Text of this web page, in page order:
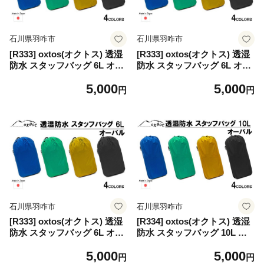
石川県羽咋市
[R333] oxtos(オクトス) 透湿
防水 スタッフバッグ 6L オー
5,000円
石川県羽咋市
[R333] oxtos(オクトス) 透湿
防水 スタッフバッグ 6L オー
5,000円
石川県羽咋市
[R333] oxtos(オクトス) 透湿
防水 スタッフバッグ 6L オー
5,000円
石川県羽咋市
[R334] oxtos(オクトス) 透湿
防水 スタッフバッグ 10L オ
5,000円